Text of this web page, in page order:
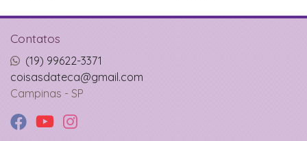
Contatos
(19) 99622-3371
coisasdateca@gmail.com
Campinas - SP